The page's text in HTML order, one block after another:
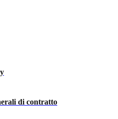
di contratto